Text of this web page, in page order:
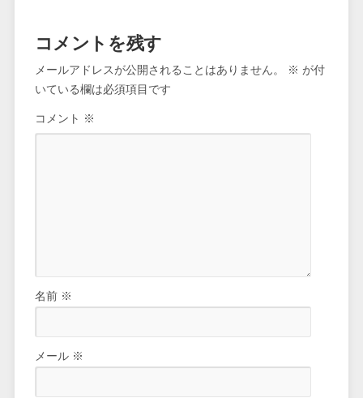
コメントを残す
メールアドレスが公開されることはありません。 ※ が付
いている欄は必須項目です
コメント ※
名前 ※
メール ※